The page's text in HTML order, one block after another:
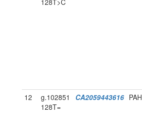
128T>C
12
g.102851
128T=
CA2059443616 PAH